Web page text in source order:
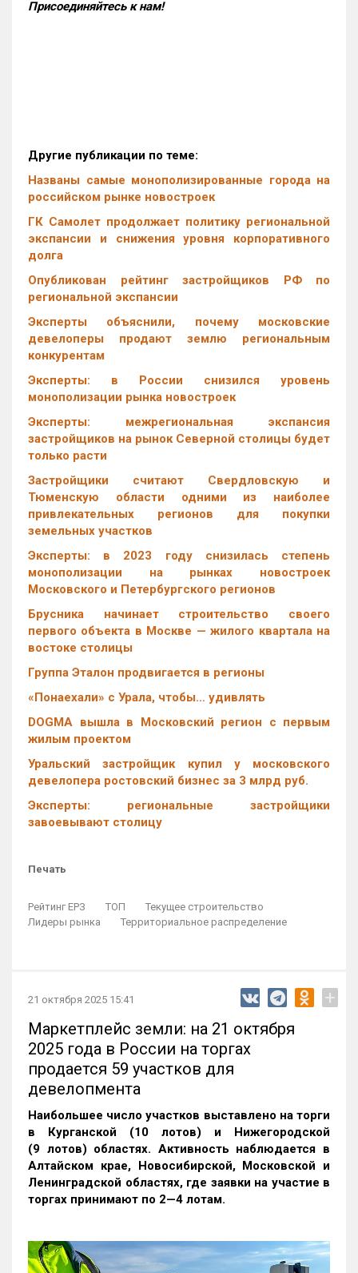
Присоединяйтесь к нам!
Другие публикации по теме:
Названы самые монополизированные города на
российском рынке новостроек
ГК Самолет продолжает политику региональной
экспансии и снижения уровня корпоративного
долга
Опубликован рейтинг застройщиков РФ по
региональной экспансии
Эксперты объяснили, почему московские
девелоперы продают землю региональным
конкурентам
Эксперты: в России снизился уровень
монополизации рынка новостроек
Эксперты: межрегиональная экспансия
застройщиков на рынок Северной столицы будет
только расти
Застройщики считают Свердловскую и
Тюменскую области одними из наиболее
привлекательных регионов для покупки
земельных участков
Эксперты: в 2023 году снизилась степень
монополизации на рынках новостроек
Московского и Петербургского регионов
Брусника начинает строительство своего
первого объекта в Москве — жилого квартала на
востоке столицы
Группа Эталон продвигается в регионы
«Понаехали» с Урала, чтобы… удивлять
DOGMA вышла в Московский регион с первым
жилым проектом
Уральский застройщик купил у московского
девелопера ростовский бизнес за 3 млрд руб.
Эксперты: региональные застройщики
завоевывают столицу
Печать
Рейтинг ЕРЗ ТОП
Текущее строительство
Лидеры рынка
Территориальное распределение
21 октября 2025 15:41 +
Маркетплейс земли: на 21 октября
2025 года в России на торгах
продается 59 участков для
девелопмента
Наибольшее число участков выставлено на торги
в Курганской (10 лотов) и Нижегородской
(9 лотов) областях. Активность наблюдается в
Алтайском крае, Новосибирской, Московской и
Ленинградской областях, где заявки на участие в
торгах принимают по 2—4 лотам.